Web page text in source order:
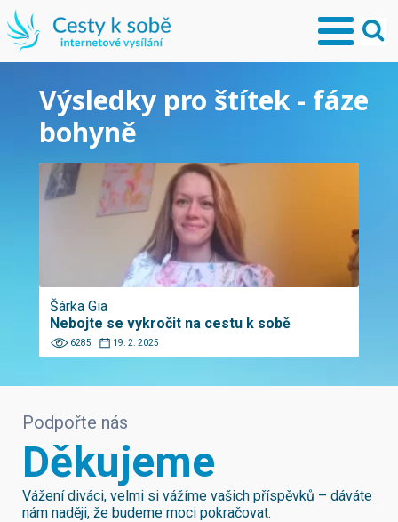
Výsledky pro štítek - fáze
bohyně
Šárka Gia
Nebojte se vykročit na cestu k sobě
6285 19. 2. 2025
Podpořte nás
Děkujeme
Vážení diváci, velmi si vážíme vašich příspěvků – dáváte
nám naději, že budeme moci pokračovat.